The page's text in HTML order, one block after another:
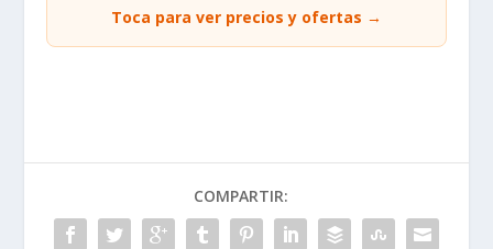
Toca para ver precios y ofertas →
COMPARTIR: